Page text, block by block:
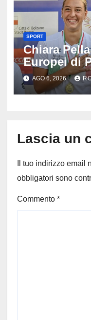
SPORT
Chiara
Europei di
cinque
da
AGO 6, 2026
Lascia un
Il tuo indirizzo email
obbligatori sono
Commento *